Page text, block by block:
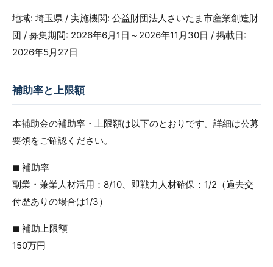
地域: 埼玉県 / 実施機関: 公益財団法人さいたま市産業創造財
団 / 募集期間: 2026年6月1日～2026年11月30日 / 掲載日:
2026年5月27日
補助率と上限額
本補助金の補助率・上限額は以下のとおりです。詳細は公募
要領をご確認ください。
◼︎ 補助率
副業・兼業人材活用：8/10、即戦力人材確保：1/2（過去交
付歴ありの場合は1/3）
◼︎ 補助上限額
150万円